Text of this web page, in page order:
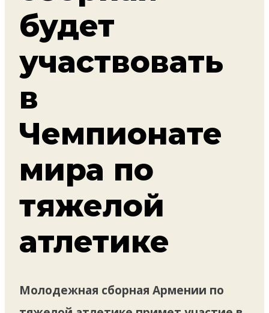
будет
участвовать
в
Чемпионате
мира по
тяжелой
атлетике
Молодежная сборная Армении по